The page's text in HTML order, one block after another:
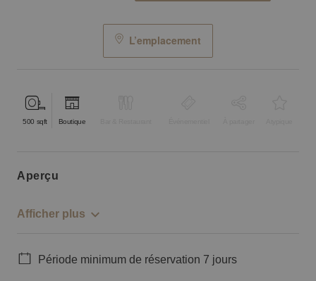
L’emplacement
500 sqft Boutique
aperçu
Afficher plus
Période minimum de réservation 7 jours